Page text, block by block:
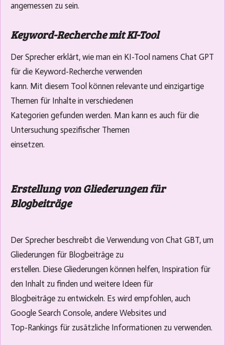
angemessen zu sein.
Keyword-Recherche mit KI-Tool
Der Sprecher erklärt, wie man ein KI-Tool namens Chat GPT
für die Keyword-Recherche verwenden
kann. Mit diesem Tool können relevante und einzigartige
Themen für Inhalte in verschiedenen
Kategorien gefunden werden. Man kann es auch für die
Untersuchung spezifischer Themen
einsetzen.
Erstellung von Gliederungen für
Blogbeiträge
Der Sprecher beschreibt die Verwendung von Chat GBT, um
Gliederungen für Blogbeiträge zu
erstellen. Diese Gliederungen können helfen, Inspiration für
den Inhalt zu finden und weitere Ideen für
Blogbeiträge zu entwickeln. Es wird empfohlen, auch
Google Search Console, andere Websites und
Top-Rankings für zusätzliche Informationen zu verwenden.